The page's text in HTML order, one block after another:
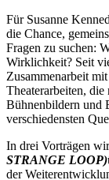
Für Susanne
die Chance,
Fragen zu suchen:
Wirklichkeit? Seit
Zusammenarbeit
Theaterarbeiten,
Bühnenbildern und
verschiedensten
In drei Vorträgen
STRANGE LOOP)
der